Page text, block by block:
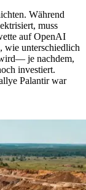
Während
muss
auf OpenAI
wie unterschiedlich
je nachdem,
investiert.
Palantir war